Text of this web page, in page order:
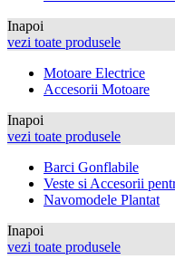
Inapoi
vezi toate produsele
Motoare Electrice
Accesorii Motoare
Inapoi
vezi toate produsele
Barci Gonflabile
Veste si Accesorii
Navomodele Plantat
Inapoi
vezi toate produsele